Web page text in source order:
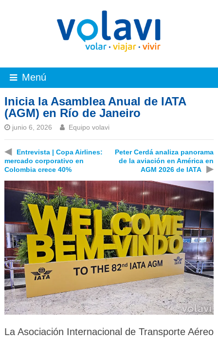
Menú
Inicia la Asamblea Anual de IATA
(AGM) en Río de Janeiro
junio 6, 2026 Equipo volavi
◀
Entrevista | Copa Airlines:
mercado corporativo en
Colombia crece 40%
Peter Cerdá analiza panorama
de la aviación en América en
AGM 2026 de IATA
▶
La Asociación Internacional de Transporte Aéreo